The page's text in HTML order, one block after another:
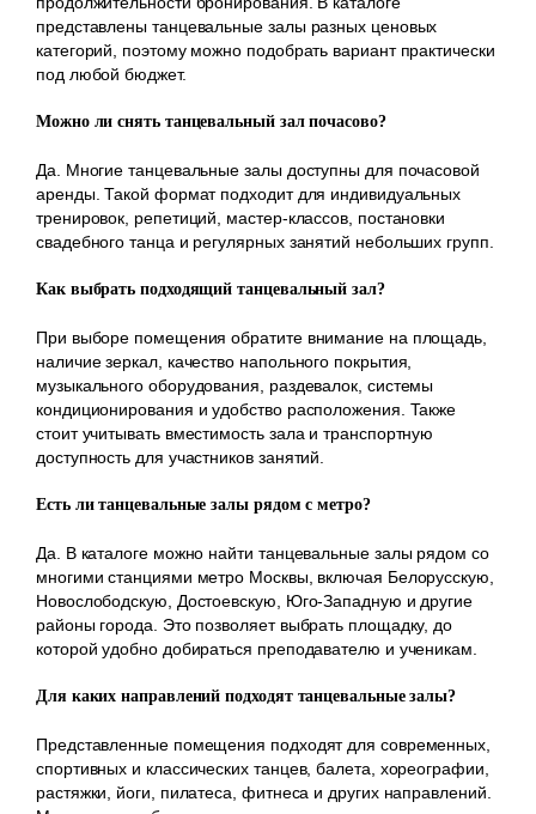
представлены танцевальные залы разных ценовых
категорий, поэтому можно подобрать вариант практически
под любой бюджет.
Можно ли снять танцевальный зал почасово?
Да. Многие танцевальные залы доступны для почасовой
аренды. Такой формат подходит для индивидуальных
тренировок, репетиций, мастер-классов, постановки
свадебного танца и регулярных занятий небольших групп.
Как выбрать подходящий танцевальный зал?
При выборе помещения обратите внимание на площадь,
наличие зеркал, качество напольного покрытия,
музыкального оборудования, раздевалок, системы
кондиционирования и удобство расположения. Также
стоит учитывать вместимость зала и транспортную
доступность для участников занятий.
Есть ли танцевальные залы рядом с метро?
Да. В каталоге можно найти танцевальные залы рядом со
многими станциями метро Москвы, включая Белорусскую,
Новослободскую, Достоевскую, Юго-Западную и другие
районы города. Это позволяет выбрать площадку, до
которой удобно добираться преподавателю и ученикам.
Для каких направлений подходят танцевальные залы?
Представленные помещения подходят для современных,
спортивных и классических танцев, балета, хореографии,
растяжки, йоги, пилатеса, фитнеса и других направлений.